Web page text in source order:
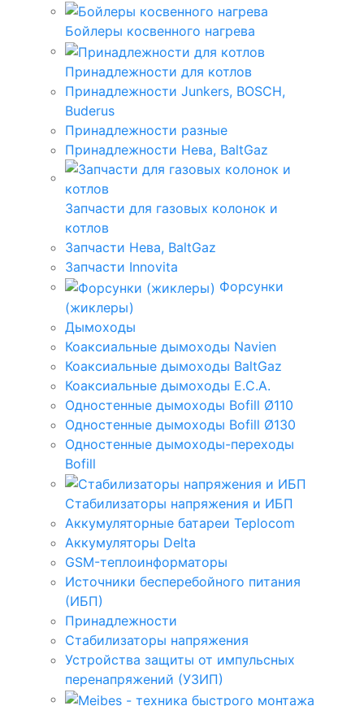
Бойлеры косвенного нагрева
Принадлежности для котлов
Принадлежности Junkers, BOSCH,
Buderus
Принадлежности разные
Принадлежности Нева, BaltGaz
Запчасти для газовых колонок и
котлов
Запчасти Нева, BaltGaz
Запчасти Innovita
Форсунки
(жиклеры)
Дымоходы
Коаксиальные дымоходы Navien
Коаксиальные дымоходы BaltGaz
Коаксиальные дымоходы E.C.A.
Одностенные дымоходы Bofill Ø110
Одностенные дымоходы Bofill Ø130
Одностенные дымоходы-переходы
Bofill
Стабилизаторы напряжения и ИБП
Аккумуляторные батареи Teplocom
Аккумуляторы Delta
GSM-теплоинформаторы
Источники бесперебойного питания
(ИБП)
Принадлежности
Стабилизаторы напряжения
Устройства защиты от импульсных
перенапряжений (УЗИП)